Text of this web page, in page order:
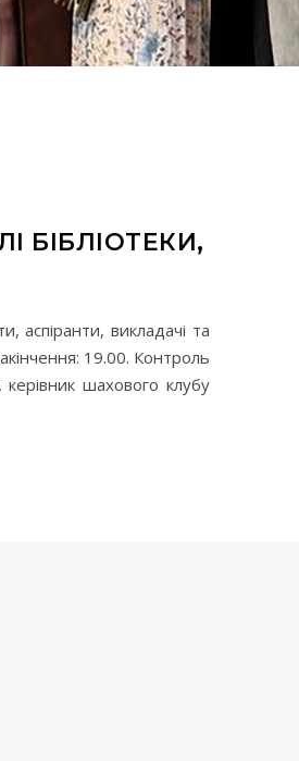
БІБЛІОТЕКИ,
аспіранти, викладачі та
19.00. Контроль
керівник шахового клубу